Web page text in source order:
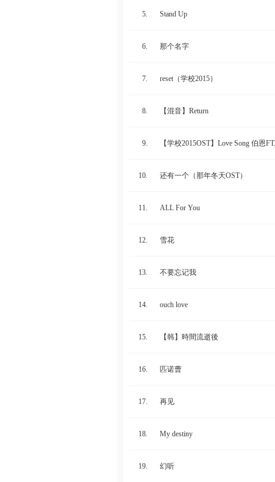
5. Stand Up
6. 那个名字
7. reset（学校2015）
8. 【混音】Return
9.
10. 还有一个（那年冬天OST）
11. ALL For You
12. 雪花
13. 不要忘记我
14. ouch love
15. 【韩】時間流逝後
16. 匹诺曹
17. 再见
18. My destiny
19. 幻听